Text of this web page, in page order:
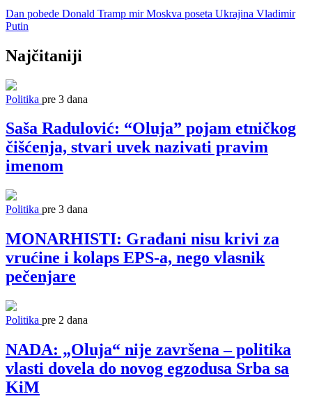
Dan pobede Donald Tramp mir Moskva poseta Ukrajina Vladimir
Putin
Najčitaniji
Politika pre 3 dana
Saša Radulović: “Oluja” pojam etničkog
čišćenja, stvari uvek nazivati pravim
imenom
Politika pre 3 dana
MONARHISTI: Građani nisu krivi za
vrućine i kolaps EPS-a, nego vlasnik
pečenjare
Politika pre 2 dana
NADA: „Oluja“ nije završena – politika
vlasti dovela do novog egzodusa Srba sa
KiM